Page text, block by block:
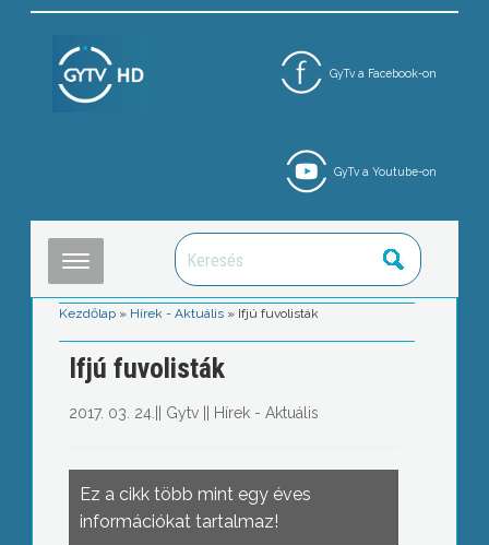
GyTv a Facebook-on
GyTv a Youtube-on
Kezdőlap » Hírek - Aktuális » Ifjú fuvolisták
Ifjú fuvolisták
2017. 03. 24. Gytv|| Hírek - Aktuális
Ez a cikk több mint egy éves
információkat tartalmaz!